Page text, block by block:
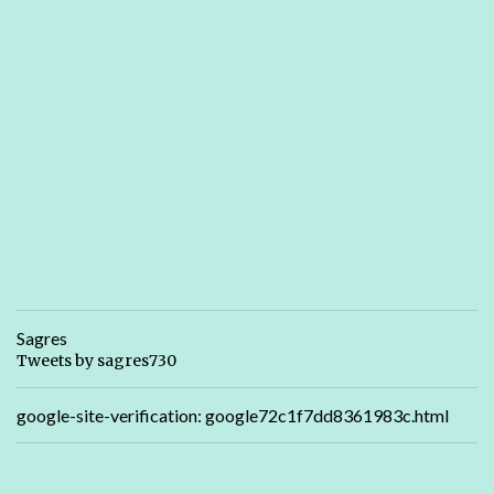
Sagres
Tweets by sagres730
google-site-verification: google72c1f7dd8361983c.html